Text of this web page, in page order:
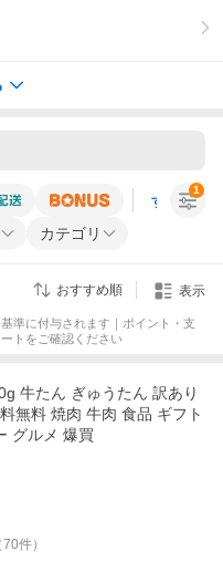
すべての条
カテゴリ
1
おすすめ順 表示
準に付与されます｜ポイント・支
トをご確認ください
牛たん ぎゅうたん 訳あり
料 焼肉 牛肉 食品 ギフト
グルメ 爆買
70件）